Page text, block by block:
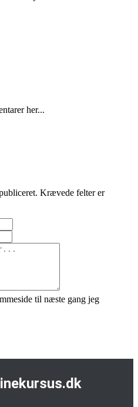
her...
Krævede felter er
til næste gang jeg